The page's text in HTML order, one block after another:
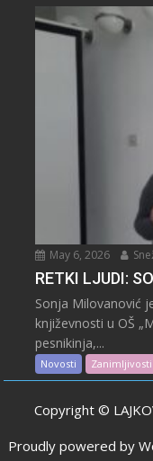
May 6, 2026
RETKI LJUDI:
Sonja Milovanović
književnosti u OŠ
pesnikinja,...
Novosti Zanimljivosti
Copyright ©
Proudly powered by